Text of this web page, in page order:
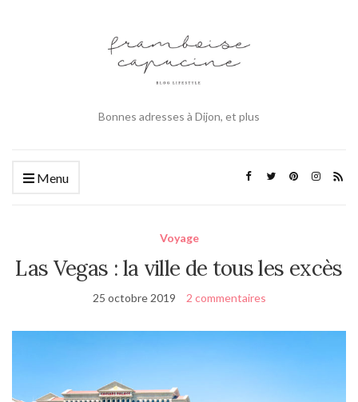
Bonnes adresses à Dijon, et plus
Menu
Voyage
Las Vegas : la ville de tous les excès
25 octobre 2019 2 commentaires